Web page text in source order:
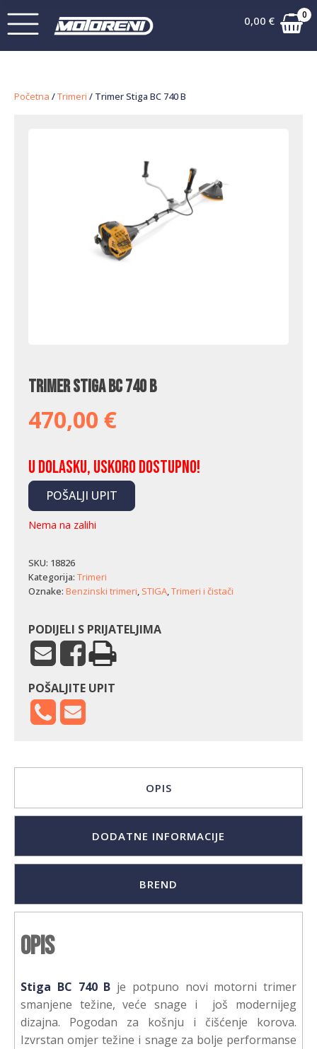
0,00 € 0
Početna /Trimeri / Trimer Stiga BC 740 B
Trimer Stiga BC 740 B
470,00 €
U dolasku, uskoro dostupno!
POŠALJI UPIT
Nema na zalihi
SKU: 18826
Kategorija: Trimeri
Oznake: Benzinski trimeri, STIGA,Trimeri i čistači
PODIJELI S PRIJATELJIMA
POŠALJITE UPIT
OPIS
DODATNE INFORMACIJE
BREND
Opis
Stiga BC 740 B je potpuno novi motorni trimer
smanjene težine, veće snage i još modernijeg
dizajna. Pogodan za košnju i čišćenje korova.
Izvrstan omjer težine i snage za bolje performanse